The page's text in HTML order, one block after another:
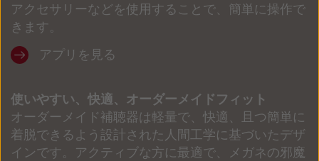
アクセサリーなどを使用することで、簡単に操作で
きます。
アプリを見る
使いやすい、快適、オーダーメイドフィット
オーダーメイド補聴器は軽量で、快適、且つ簡単に
着脱できるよう設計された人間工学に基づいたデザ
インです。アクティブな方に最適で、メガネの邪魔